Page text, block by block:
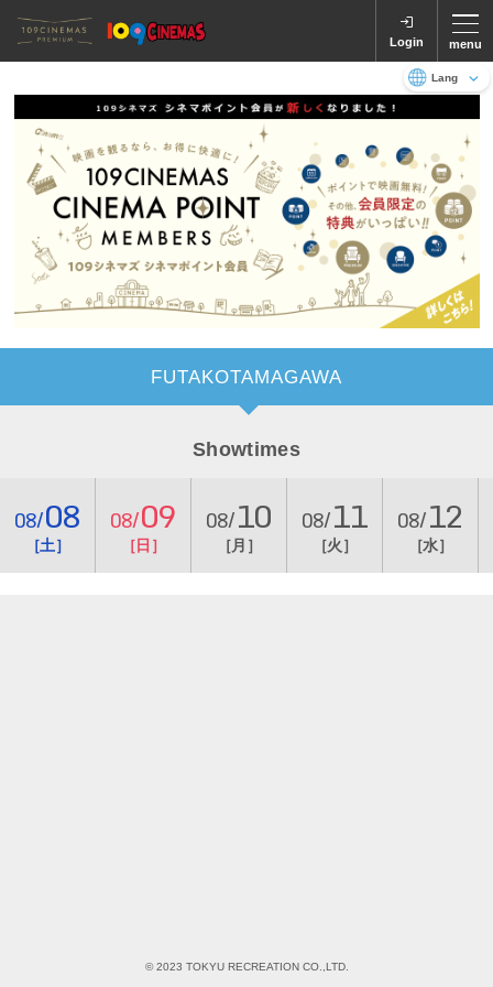
Login menu
FUTAKOTAMAGAWA
Showtimes
08/08
［土］
08/09
［日］
08/10
［月］
08/11
［火］
08/12
［水］
© 2023 TOKYU RECREATION CO.,LTD.